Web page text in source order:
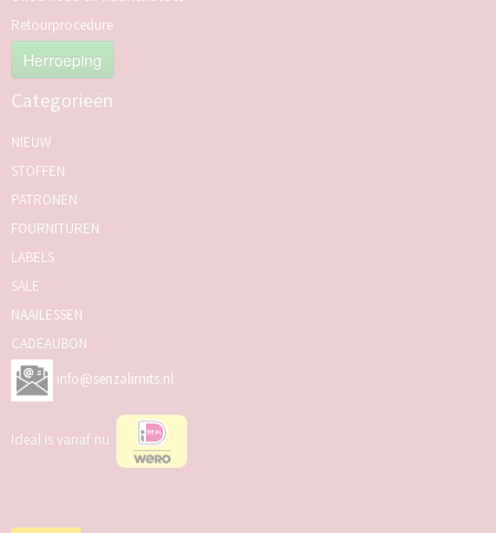
Retourprocedure
Herroeping
Categorieën
NIEUW
STOFFEN
PATRONEN
FOURNITUREN
LABELS
SALE
NAAILESSEN
CADEAUBON
info@senzalimits.nl
Ideal is vanaf nu